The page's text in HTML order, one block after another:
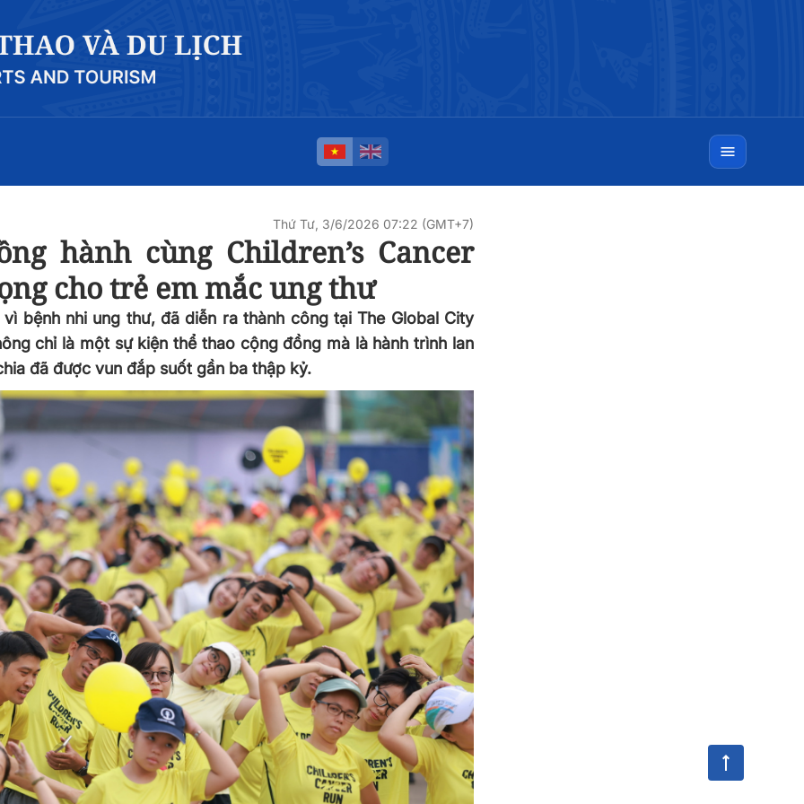
Thứ Tư, 3/6/2026 07:22 (GMT+7)
hành cùng Children’s Cancer
cho trẻ em mắc ung thư
bệnh nhi ung thư, đã diễn ra thành công tại The Global City
chỉ là một sự kiện thể thao cộng đồng mà là hành trình lan
đã được vun đắp suốt gần ba thập kỷ.